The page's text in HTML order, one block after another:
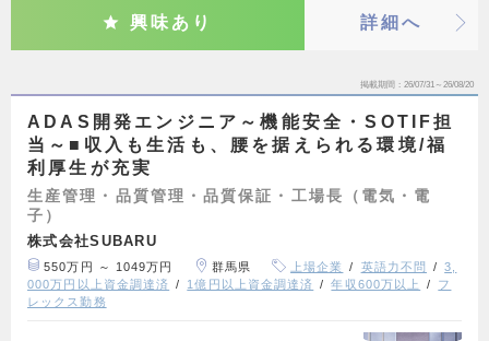
興味あり 詳細へ
掲載期間 26/07/31～26/08/20
ADAS開発エンジニア～機能安全・SOTIF担
当～■収入も生活も、腰を据えられる環境/福
利厚生が充実
生産管理・品質管理・品質保証・工場長（電気・電
子）
株式会社SUBARU
550万円 ～ 1049万円 群馬県 上場企業 英語力不問
3,
000万円以上資金調達済
1億円以上資金調達済 年収600万以上
フ
レックス勤務